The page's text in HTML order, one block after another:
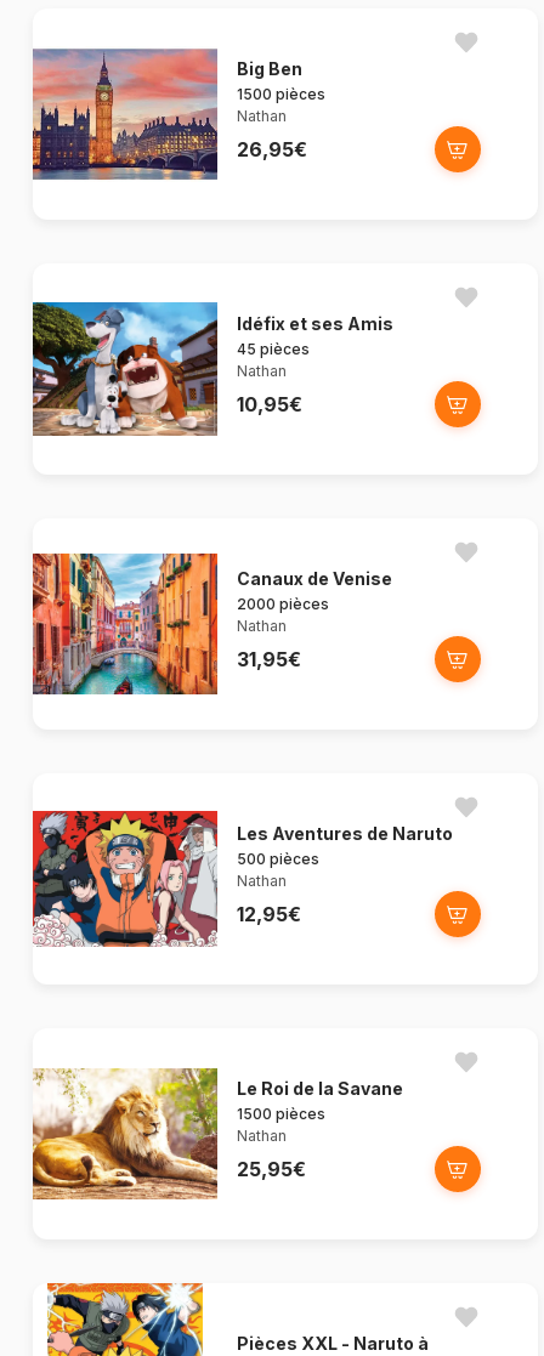
Big Ben
1500 pièces
Nathan
26,95€
Idéfix et ses Amis
45 pièces
Nathan
10,95€
Canaux de Venise
2000 pièces
Nathan
31,95€
Les Aventures de Naruto
500 pièces
Nathan
12,95€
Le Roi de la Savane
1500 pièces
Nathan
25,95€
Pièces XXL - Naruto à